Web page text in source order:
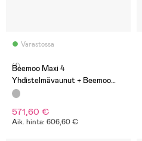
Varastossa
(1)
Beemoo Maxi 4
Yhdistelmävaunut + Beemoo
Route i-Size Turvakaukalo &
Gray
571,60 €
Aik. hinta: 606,60 €